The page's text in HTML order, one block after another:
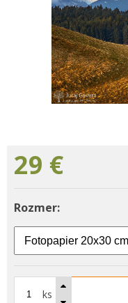
29 €
Rozmer:
ks